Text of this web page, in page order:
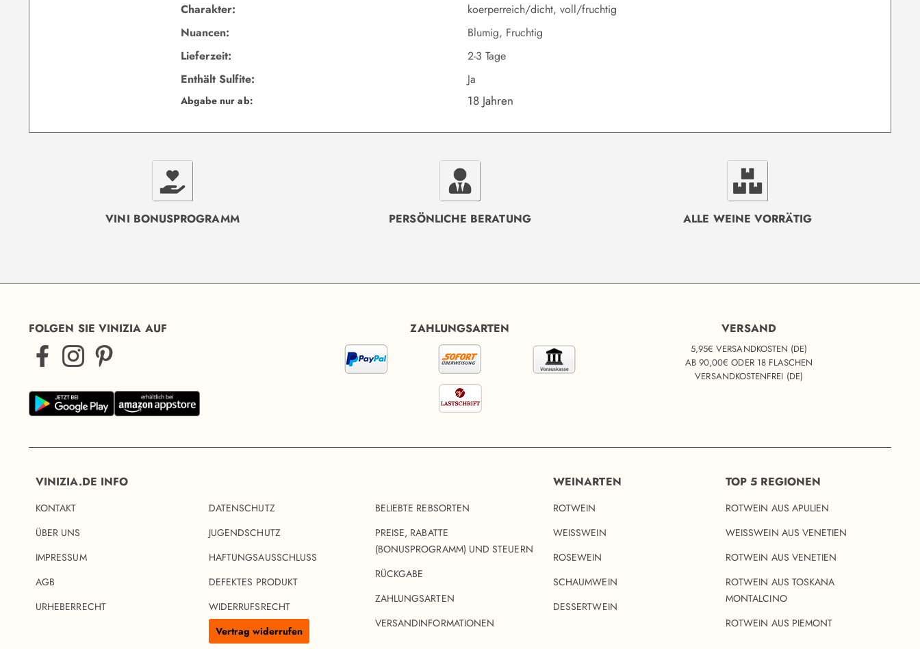
Charakter:
koerperreich/dicht, voll/fruchtig
Nuancen:
Blumig, Fruchtig
Lieferzeit:
2-3 Tage
Enthält Sulfite:
Ja
Abgabe nur ab: 18 Jahren
VINI BONUSPROGRAMM PERSÖNLICHE BERATUNG ALLE WEINE VORRÄTIG
FOLGEN SIE VINIZIA AUF ZAHLUNGSARTEN VERSAND
5,95€ VERSANDKOSTEN (DE)
AB 90,00€ ODER 18 FLASCHEN
VERSANDKOSTENFREI (DE)
VINIZIA.DE INFO
KONTAKT
ÜBER UNS
IMPRESSUM
AGB
URHEBERRECHT
DATENSCHUTZ
JUGENDSCHUTZ
HAFTUNGSAUSSCHLUSS
DEFEKTES PRODUKT
WIDERRUFSRECHT
Vertrag widerrufen
BELIEBTE REBSORTEN
PREISE, RABATTE
(BONUSPROGRAMM) UND STEUERN
RÜCKGABE
ZAHLUNGSARTEN
VERSANDINFORMATIONEN
WEINARTEN
ROTWEIN
WEISSWEIN
ROSEWEIN
SCHAUMWEIN
DESSERTWEIN
TOP 5 REGIONEN
ROTWEIN AUS APULIEN
WEISSWEIN AUS VENETIEN
ROTWEIN AUS VENETIEN
ROTWEIN AUS TOSKANA
MONTALCINO
ROTWEIN AUS PIEMONT